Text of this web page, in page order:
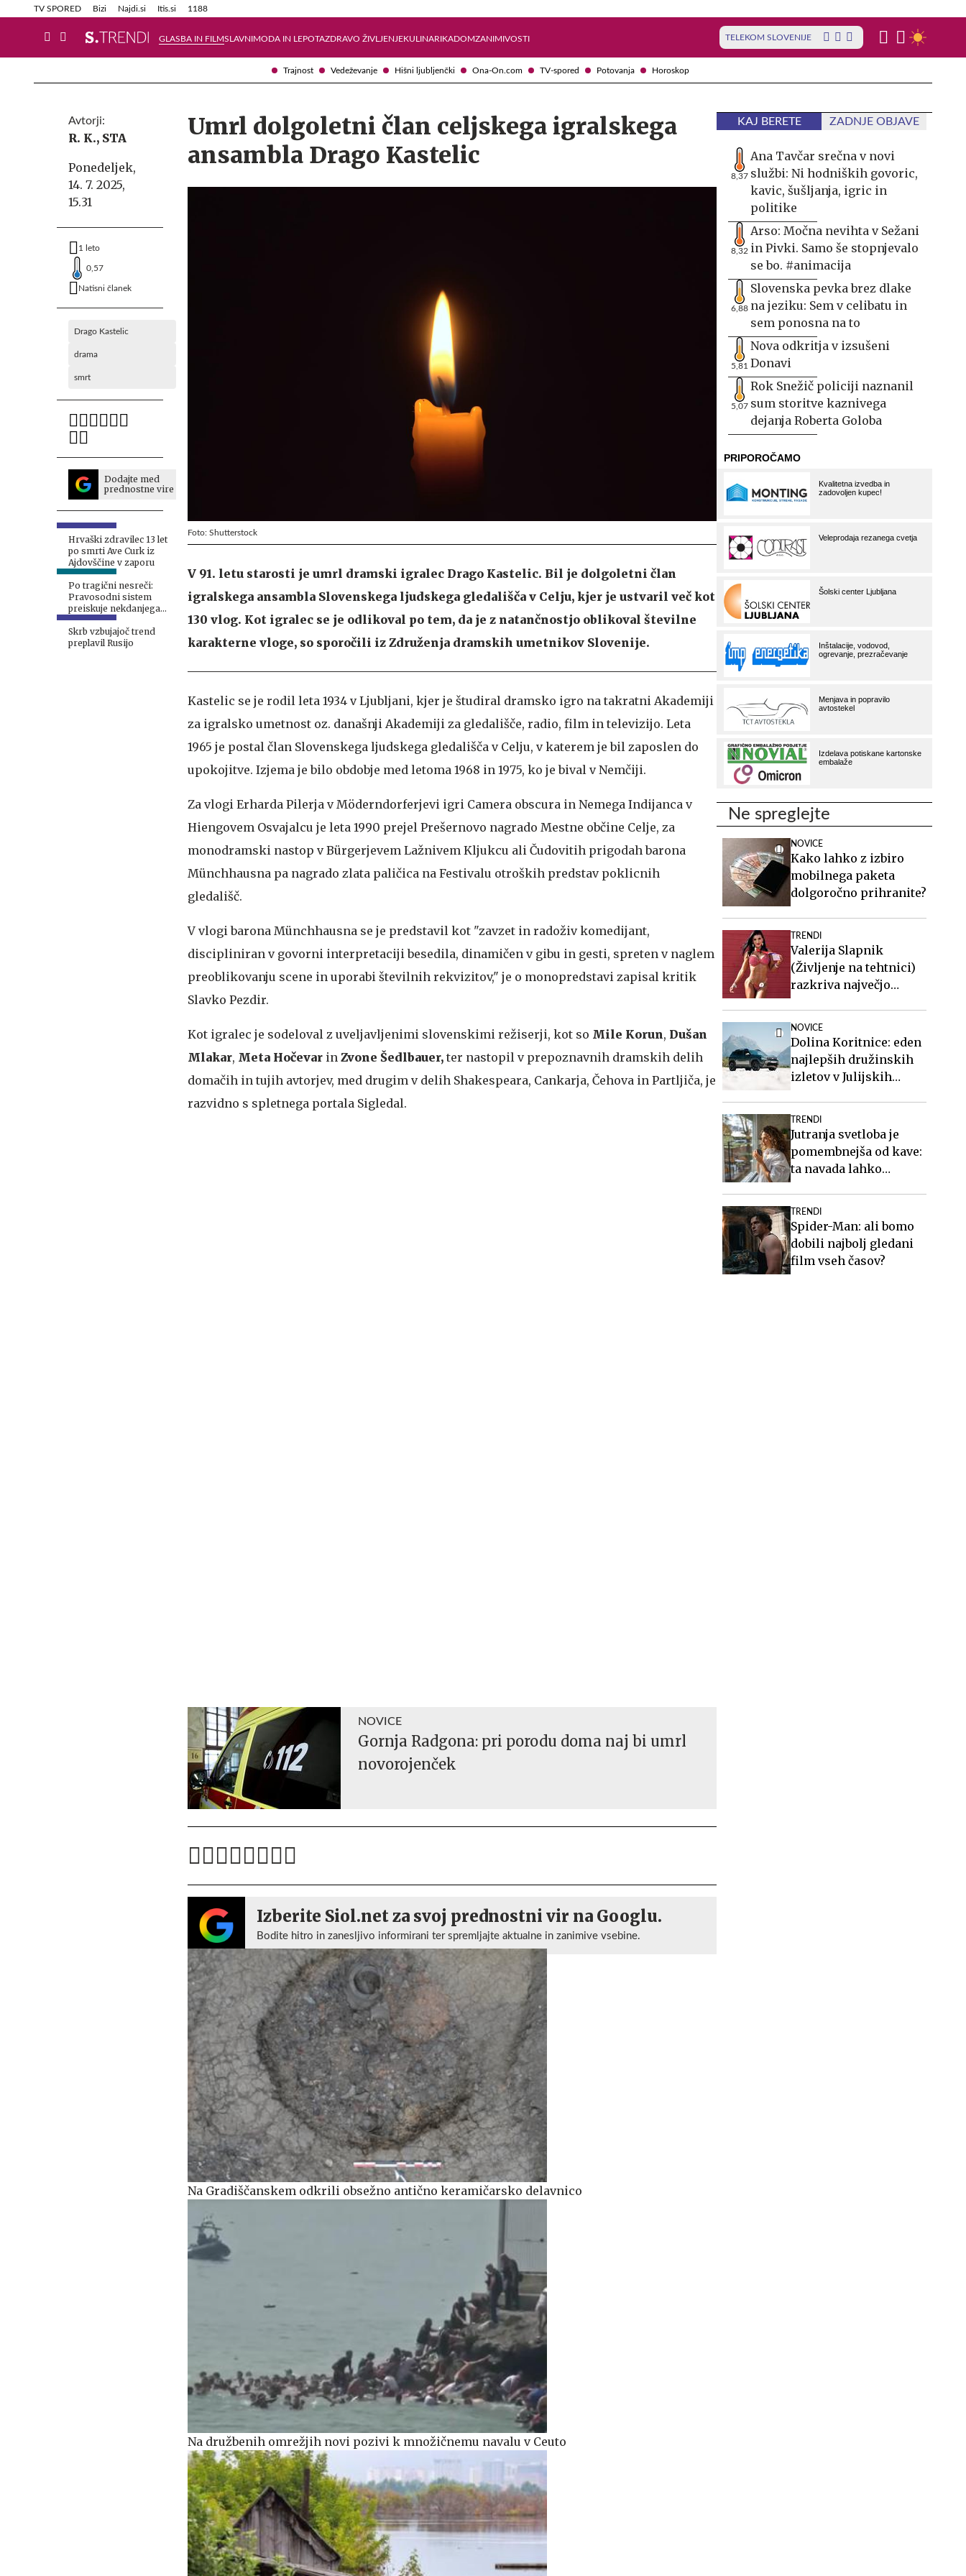
Trajnost Vedeževanje Hišni ljubljenčki Ona-On.com TV-spored Potovanja Horoskop
TV SPORED Bizi Najdi.si Itis.si 1188
GLASBA IN FILMSLAVNIMODA IN LEPOTAZDRAVO ŽIVLJENJEKULINARIKADOMZANIMIVOSTI TELEKOM SLOVENIJE
Info in obvestila Tehnik
Avtorji:
R. K., STA
Ponedeljek,
14. 7. 2025,
15.31
1 leto
0,57
Natisni članek
Drago Kastelic
drama
smrt
Dodajte med
prednostne vire
Hrvaški zdravilec 13 let
po smrti Ave Curk iz
Ajdovščine v zaporu
Po tragični nesreči:
Pravosodni sistem
preiskuje nekdanjega
smučarskega asa
Skrb vzbujajoč trend
preplavil Rusijo
Umrl dolgoletni član celjskega igralskega
ansambla Drago Kastelic
Foto: Shutterstock
V 91. letu starosti je umrl dramski igralec Drago Kastelic. Bil je dolgoletni član
igralskega ansambla Slovenskega ljudskega gledališča v Celju, kjer je ustvaril več kot
130 vlog. Kot igralec se je odlikoval po tem, da je z natančnostjo oblikoval številne
karakterne vloge, so sporočili iz Združenja dramskih umetnikov Slovenije.
Kastelic se je rodil leta 1934 v Ljubljani, kjer je študiral dramsko igro na takratni Akademiji
za igralsko umetnost oz. današnji Akademiji za gledališče, radio, film in televizijo. Leta
1965 je postal član Slovenskega ljudskega gledališča v Celju, v katerem je bil zaposlen do
upokojitve. Izjema je bilo obdobje med letoma 1968 in 1975, ko je bival v Nemčiji.
Za vlogi Erharda Pilerja v Möderndorferjevi igri Camera obscura in Nemega Indijanca v
Hiengovem Osvajalcu je leta 1990 prejel Prešernovo nagrado Mestne občine Celje, za
monodramski nastop v Bürgerjevem Lažnivem Kljukcu ali Čudovitih prigodah barona
Münchhausna pa nagrado zlata paličica na Festivalu otroških predstav poklicnih
gledališč.
V vlogi barona Münchhausna se je predstavil kot "zavzet in radoživ komedijant,
discipliniran v govorni interpretaciji besedila, dinamičen v gibu in gesti, spreten v naglem
preoblikovanju scene in uporabi številnih rekvizitov," je o monopredstavi zapisal kritik
Slavko Pezdir.
Kot igralec je sodeloval z uveljavljenimi slovenskimi režiserji, kot so Mile Korun, Dušan
Mlakar, Meta Hočevar in Zvone Šedlbauer, ter nastopil v prepoznavnih dramskih delih
domačih in tujih avtorjev, med drugim v delih Shakespeara, Cankarja, Čehova in Partljiča, je
razvidno s spletnega portala Sigledal.
NOVICE
Gornja Radgona: pri porodu doma naj bi umrl
novorojenček
Izberite Siol.net za svoj prednostni vir na Googlu.
Bodite hitro in zanesljivo informirani ter spremljajte aktualne in zanimive vsebine.
Na Gradiščanskem odkrili obsežno antično keramičarsko delavnico
Na družbenih omrežjih novi pozivi k množičnemu navalu v Ceuto
KAJ BERETE ZADNJE OBJAVE
8,37
Ana Tavčar srečna v novi
službi: Ni hodniških govoric,
kavic, šušljanja, igric in
politike
8,32
Arso: Močna nevihta v Sežani
in Pivki. Samo še stopnjevalo
se bo. #animacija
6,88
Slovenska pevka brez dlake
na jeziku: Sem v celibatu in
sem ponosna na to
5,81
Nova odkritja v izsušeni
Donavi
5,07
Rok Snežič policiji naznanil
sum storitve kaznivega
dejanja Roberta Goloba
Ne spreglejte
NOVICE
Kako lahko z izbiro
mobilnega paketa
dolgoročno prihranite?
TRENDI
Valerija Slapnik
(Življenje na tehtnici)
razkriva največjo
NOVICE
Dolina Koritnice: eden
najlepših družinskih
izletov v Julijskih
TRENDI
Jutranja svetloba je
pomembnejša od kave:
ta navada lahko
TRENDI
Spider-Man: ali bomo
dobili najbolj gledani
film vseh časov?